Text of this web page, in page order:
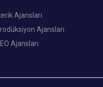
Ajansları
Ajansları
Ajansları